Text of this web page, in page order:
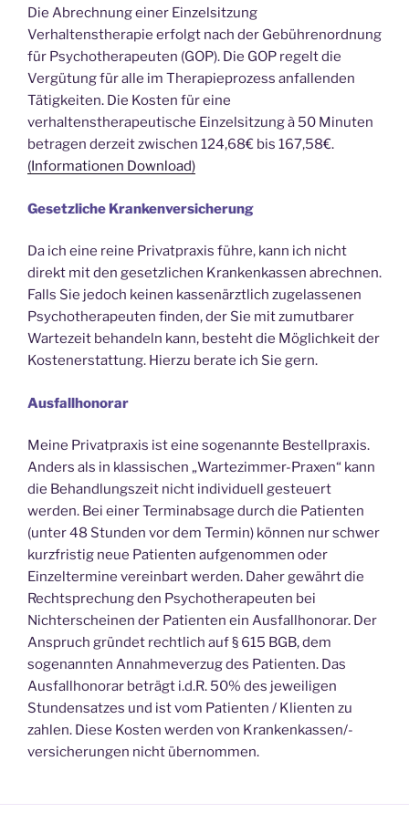
Die Abrechnung einer Einzelsitzung
Verhaltenstherapie erfolgt nach der Gebührenordnung
für Psychotherapeuten (GOP). Die GOP regelt die
Vergütung für alle im Therapieprozess anfallenden
Tätigkeiten. Die Kosten für eine
verhaltenstherapeutische Einzelsitzung à 50 Minuten
betragen derzeit zwischen 124,68€ bis 167,58€.
(Informationen Download)
Gesetzliche Krankenversicherung
Da ich eine reine Privatpraxis führe, kann ich nicht
direkt mit den gesetzlichen Krankenkassen abrechnen.
Falls Sie jedoch keinen kassenärztlich zugelassenen
Psychotherapeuten finden, der Sie mit zumutbarer
Wartezeit behandeln kann, besteht die Möglichkeit der
Kostenerstattung. Hierzu berate ich Sie gern.
Ausfallhonorar
Meine Privatpraxis ist eine sogenannte Bestellpraxis.
Anders als in klassischen „Wartezimmer-Praxen“ kann
die Behandlungszeit nicht individuell gesteuert
werden. Bei einer Terminabsage durch die Patienten
(unter 48 Stunden vor dem Termin) können nur schwer
kurzfristig neue Patienten aufgenommen oder
Einzeltermine vereinbart werden. Daher gewährt die
Rechtsprechung den Psychotherapeuten bei
Nichterscheinen der Patienten ein Ausfallhonorar. Der
Anspruch gründet rechtlich auf § 615 BGB, dem
sogenannten Annahmeverzug des Patienten. Das
Ausfallhonorar beträgt i.d.R. 50% des jeweiligen
Stundensatzes und ist vom Patienten / Klienten zu
zahlen. Diese Kosten werden von Krankenkassen/-
versicherungen nicht übernommen.